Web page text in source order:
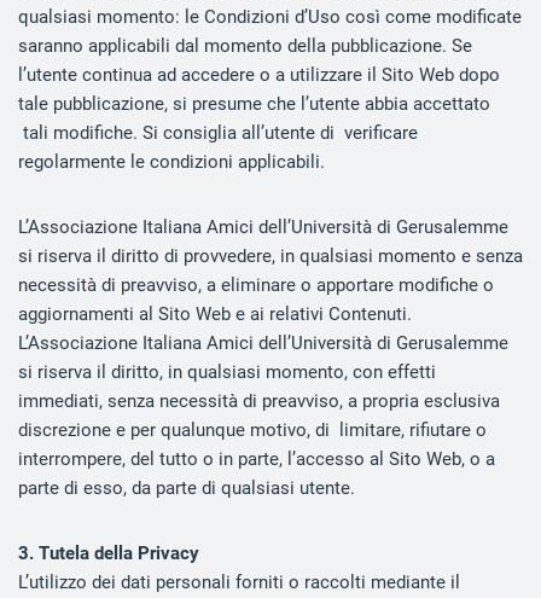
qualsiasi momento: le Condizioni d’Uso così come modificate
saranno applicabili dal momento della pubblicazione. Se
l’utente continua ad accedere o a utilizzare il Sito Web dopo
tale pubblicazione, si presume che l’utente abbia accettato
tali modifiche. Si consiglia all’utente di verificare
regolarmente le condizioni applicabili.
L’Associazione Italiana Amici dell’Università di Gerusalemme
si riserva il diritto di provvedere, in qualsiasi momento e senza
necessità di preavviso, a eliminare o apportare modifiche o
aggiornamenti al Sito Web e ai relativi Contenuti.
L’Associazione Italiana Amici dell’Università di Gerusalemme
si riserva il diritto, in qualsiasi momento, con effetti
immediati, senza necessità di preavviso, a propria esclusiva
discrezione e per qualunque motivo, di limitare, rifiutare o
interrompere, del tutto o in parte, l’accesso al Sito Web, o a
parte di esso, da parte di qualsiasi utente.
3. Tutela della Privacy
L’utilizzo dei dati personali forniti o raccolti mediante il